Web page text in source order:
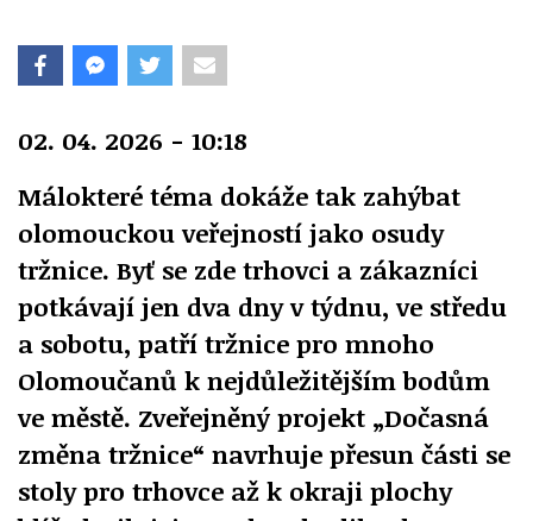
02. 04. 2026 - 10:18
Málokteré téma dokáže tak zahýbat
olomouckou veřejností jako osudy
tržnice. Byť se zde trhovci a zákazníci
potkávají jen dva dny v týdnu, ve středu
a sobotu, patří tržnice pro mnoho
Olomoučanů k nejdůležitějším bodům
ve městě. Zveřejněný projekt „Dočasná
změna tržnice“ navrhuje přesun části se
stoly pro trhovce až k okraji plochy